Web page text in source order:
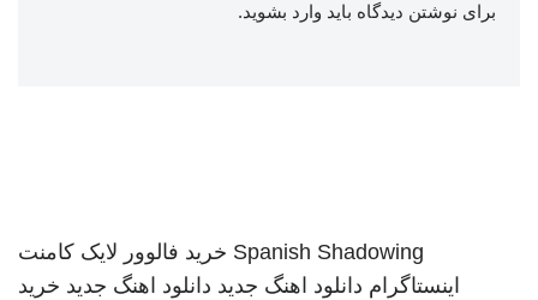
برای نوشتن دیدگاه باید وارد بشوید.
Spanish Shadowing خرید فالوور لایک کامنت
اینستاگرام دانلود اهنگ جدید دانلود اهنگ جدید خرید